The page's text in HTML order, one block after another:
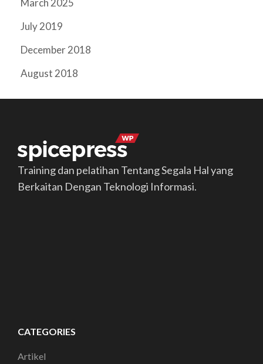
March 2025
July 2019
December 2018
August 2018
Training dan pelatihan Tentang Segala Hal yang
Berkaitan Dengan Teknologi Informasi.
CATEGORIES
Artikel